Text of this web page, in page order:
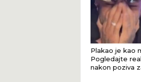
Plakao je kao
Pogledajte
nakon poziva